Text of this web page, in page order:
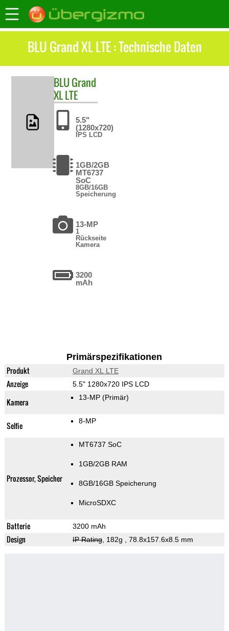
BLU Grand XL LTE : Technische Daten
BLUGrand
XL LTE
5.5"
(1280x720)
IPS LCD
1GB/2GB
MT6737
SoC
8GB/16GB
Speicherung
13-MP
1
Rückseite
Kamera
3200
mAh
Primärspezifikationen
Produkt Grand XL LTE
Anzeige 5.5" 1280x720 IPS LCD
Kamera 13-MP (Primär)
Selfie 8-MP
Prozessor, Speicher
MT6737 SoC
1GB/2GB RAM
8GB/16GB Speicherung
MicroSDXC
Batterie 3200 mAh
Design IP Rating, 182g , 78.8x157.6x8.5 mm